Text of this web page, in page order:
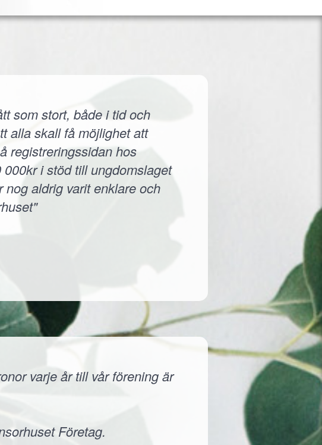
som stort, både i tid och
alla skall få möjlighet att
registreringssidan hos
i stöd till ungdomslaget
aldrig varit enklare och
varje år till vår förening är
Företag.